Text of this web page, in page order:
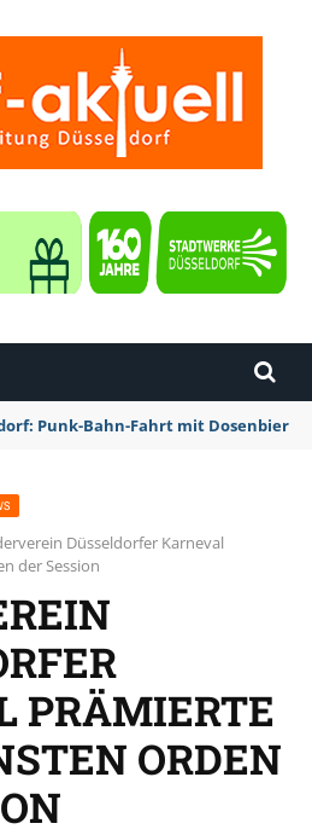
Punk-Bahn-Fahrt mit Dosenbier
Düsseldorfer Karneval
der Session
PRÄMIERTE
ORDEN